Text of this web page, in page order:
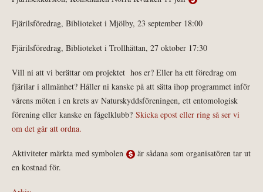
Fjärilsföredrag, Biblioteket i Mjölby, 23 september 18:00
Fjärilsföredrag, Biblioteket i Trollhättan, 27 oktober 17:30
Vill ni att vi berättar om projektet hos er? Eller ha ett föredrag om
fjärilar i allmänhet? Håller ni kanske på att sätta ihop programmet inför
vårens möten i en krets av Naturskyddsföreningen, ett entomologisk
förening eller kanske en fågelklubb? Skicka epost eller ring så ser vi
om det går att ordna.
Aktiviteter märkta med symbolen
är sådana som organisatören tar ut
en kostnad för.